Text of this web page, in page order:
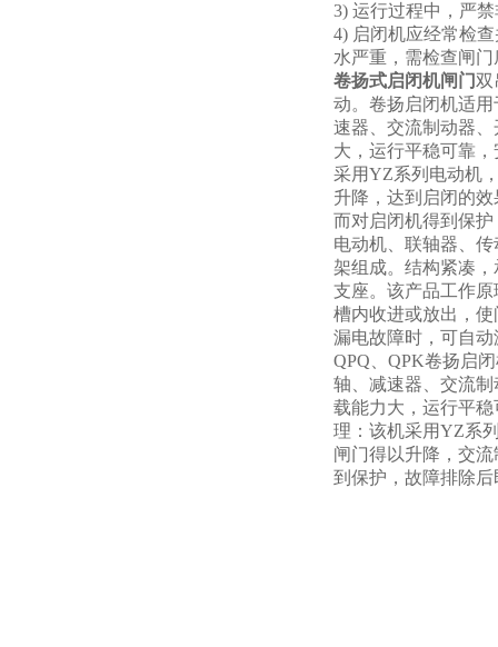
3) 运行过程中，严
4) 启闭机应经常检
水严重，需检查闸
卷扬式启闭机闸门双
动。卷扬启闭机适
速器、交流制动器
大，运行平稳可靠
采用YZ系列电动机
升降，达到启闭的
而对启闭机得到保
电动机、联轴器、
架组成。结构紧凑
支座。该产品工作
槽内收进或放出，
漏电故障时，可自
QPQ、QPK卷扬启
轴、减速器、交流
载能力大，运行平
理：该机采用YZ系
闸门得以升降，交
到保护，故障排除